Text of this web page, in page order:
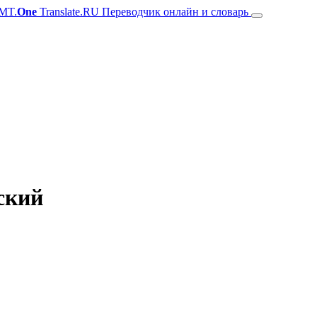
One Translate.RU Переводчик онлайн и словарь